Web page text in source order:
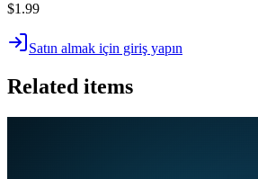
$1.99
Satın almak için giriş yapın
Related items